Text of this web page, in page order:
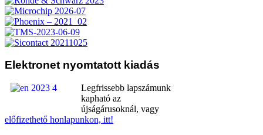
Elektronet nyomtatott kiadás
Legfrissebb lapszámunk
kapható az
újságárusoknál, vagy
előfizethető honlapunkon, itt!